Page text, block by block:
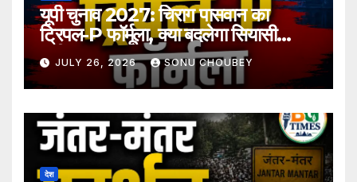
यूपी चुनाव 2027: चिराग पासवान का
ट्रिपल-P फॉर्मूला, क्या बदलेगा सियासी
समीकरण?
JULY 26, 2026 SONU CHOUBEY
देश